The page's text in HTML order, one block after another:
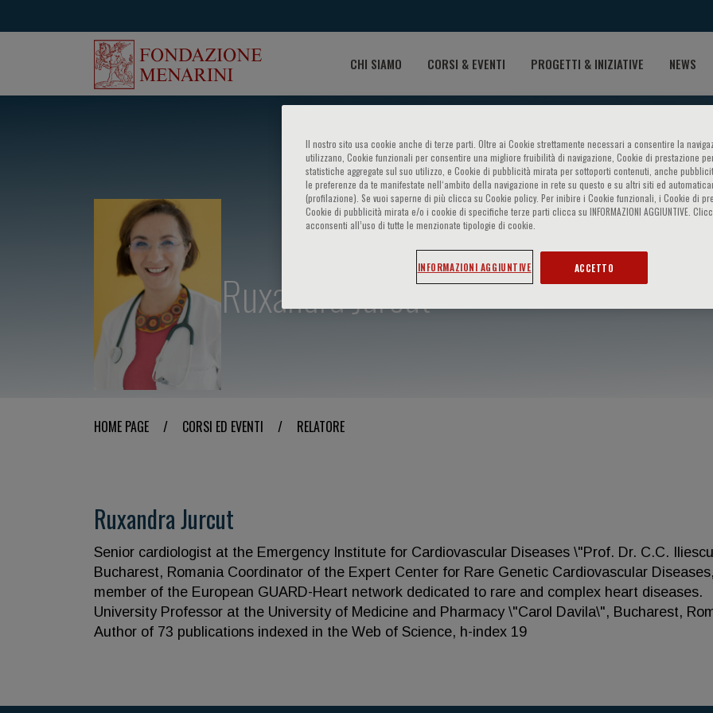
CHI SIAMO CORSI & EVENTI PROGETTI & INIZIATIVE NEWS
Ruxandra Jurcut
HOME PAGE / CORSI ED EVENTI / RELATORE
Ruxandra Jurcut
Senior cardiologist at the Emergency Institute for Cardiovascular Diseases \"Prof. Dr. C.C.
Bucharest, Romania Coordinator of the Expert Center for Rare Genetic Cardiovascular Diseases,
member of the European GUARD-Heart network dedicated to rare and complex heart diseases.
University Professor at the University of Medicine and Pharmacy \"Carol Davila\", Bucharest,
Author of 73 publications indexed in the Web of Science, h-index 19
Il nostro sito usa cookie anche di terze parti. Oltre ai Cookie strettamente necessari a consentire la
utilizzano, Cookie funzionali per consentire una migliore fruibilità di navigazione, Cookie di prestazione
statistiche aggregate sul suo utilizzo, e Cookie di pubblicità mirata per sottoporti contenuti, anche
le preferenze da te manifestate nell‘ambito della navigazione in rete su questo e su altri siti ed
(profilazione). Se vuoi saperne di più clicca su Cookie policy. Per inibire i Cookie funzionali, i Cookie di
Cookie di pubblicità mirata e/o i cookie di specifiche terze parti clicca su INFORMAZIONI AGGIUNTIVE.
acconsenti all’uso di tutte le menzionate tipologie di cookie.
INFORMAZIONI AGGIUNTIVE ACCETTO